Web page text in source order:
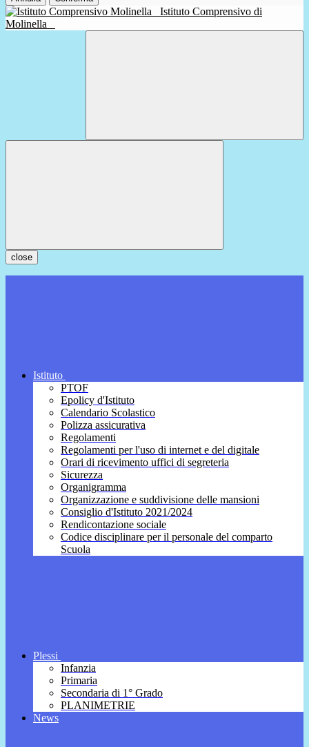
Istituto Comprensivo di
Molinella
close
Istituto
PTOF
Epolicy d'Istituto
Calendario Scolastico
Polizza assicurativa
Regolamenti
Regolamenti per l'uso di internet e del digitale
Orari di ricevimento uffici di segreteria
Sicurezza
Organigramma
Organizzazione e suddivisione delle mansioni
Consiglio d'Istituto 2021/2024
Rendicontazione sociale
Codice disciplinare per il personale del comparto
Scuola
Plessi
Infanzia
Primaria
Secondaria di 1° Grado
PLANIMETRIE
News